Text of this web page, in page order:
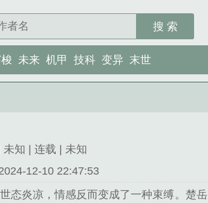
搜 索
未来 机甲 技科 变异 末世
未知 | 连载 | 未知
12-10 22:47:53
态炎凉，情感反而变成了一种束缚。楚岳